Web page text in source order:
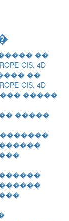
��
CIS. 4D
�����